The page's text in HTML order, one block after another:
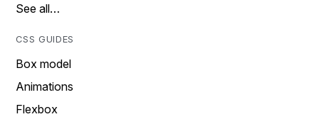
See all…
CSS GUIDES
Box model
Animations
Flexbox